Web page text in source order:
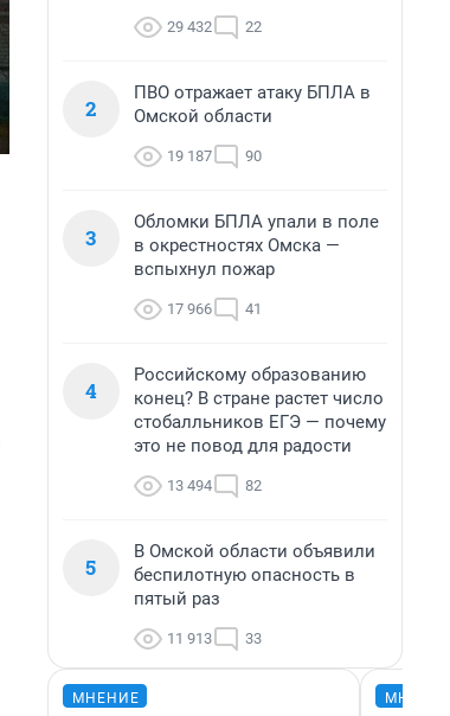
29 432 22
2
ПВО отражает атаку БПЛА в
Омской области
19 187 90
3
Обломки БПЛА упали в поле
в окрестностях Омска —
вспыхнул пожар
17 966 41
4
Российскому образованию
конец? В стране растет число
стобалльников ЕГЭ — почему
это не повод для радости
13 494 82
5
В Омской области объявили
беспилотную опасность в
пятый раз
11 913 33
МНЕНИЕ